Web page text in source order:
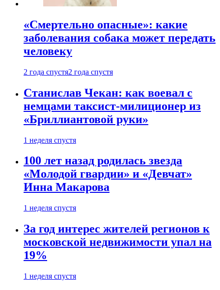
«Смертельно опасные»: какие
заболевания собака может передать
человеку
2 года спустя2 года спустя
Станислав Чекан: как воевал с
немцами таксист-милиционер из
«Бриллиантовой руки»
1 неделя спустя
100 лет назад родилась звезда
«Молодой гвардии» и «Девчат»
Инна Макарова
1 неделя спустя
За год интерес жителей регионов к
московской недвижимости упал на
19%
1 неделя спустя